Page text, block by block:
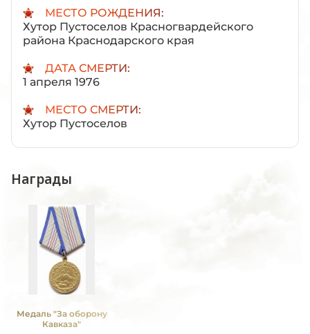
МЕСТО РОЖДЕНИЯ:
Хутор Пустоселов Красногвардейского
района Краснодарского края
ДАТА СМЕРТИ:
1 апреля 1976
МЕСТО СМЕРТИ:
Хутор Пустоселов
Награды
Медаль "За оборону
Кавказа"